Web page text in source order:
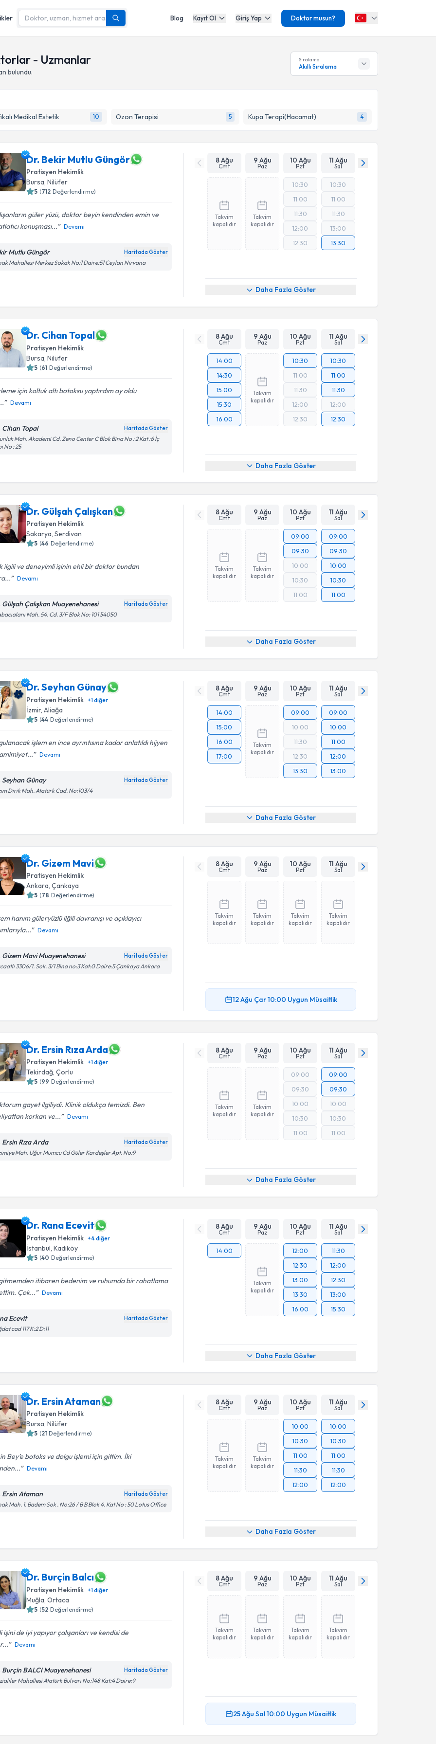
Blog Kayıt Ol Giriş Yap Doktor musun?
- Uzmanlar
bulundu.
Sıralama
Akıllı Sıralama
Medikal Estetik 10 Ozon Terapisi 5 Kupa Terapi(Hacamat) 4
Dr. Bekir Mutlu Güngör
Pratisyen Hekimlik
Bursa,Nilüfer
5 (712 Değerlendirme)
güler yüzü, doktor beyin kendinden emin ve
konuşması...
Devamı
Mutlu Güngör Haritada Göster
Mahallesi Merkez Sokak No:1 Daire:51 Ceylan Nirvana
8 Ağu
Cmt
9 Ağu
Paz
10 Ağu
Pzt
11 Ağu
Sal
Takvim
kapalıdır
Takvim
kapalıdır
10:30
11:00
11:30
12:00
12:30
10:30
11:00
11:30
13:00
13:30
Daha Fazla Göster
Dr. Cihan Topal
Pratisyen Hekimlik
Bursa ,Nilüfer
5 (61 Değerlendirme)
için koltuk altı botoksu yaptırdım ay oldu
Devamı
Cihan Topal Haritada Göster
Mah. Akademi Cd. Zeno Center C Blok Bina No : 2 Kat :6 İç
No : 25
8 Ağu
Cmt
9 Ağu
Paz
10 Ağu
Pzt
11 Ağu
Sal
14:00
14:30
15:00
15:30
16:00
Takvim
kapalıdır
10:30
11:00
11:30
12:00
12:30
10:30
11:00
11:30
12:00
12:30
Daha Fazla Göster
Dr. Gülşah Çalışkan
Pratisyen Hekimlik
Sakarya,Serdivan
5 (46 Değerlendirme)
ilgili ve deneyimli işinin ehli bir doktor bundan
Devamı
Gülşah Çalışkan Muayenehanesi Haritada Göster
Mah. 54. Cd. 3/F Blok No: 101 54050
8 Ağu
Cmt
9 Ağu
Paz
10 Ağu
Pzt
11 Ağu
Sal
Takvim
kapalıdır
Takvim
kapalıdır
09:00
09:30
10:00
10:30
11:00
09:00
09:30
10:00
10:30
11:00
Daha Fazla Göster
Dr. Seyhan Günay
Pratisyen Hekimlik +1diğer
İzmir,Aliağa
5 (44 Değerlendirme)
işlem en ince ayrıntısına kadar anlatıldı hijyen
Devamı
Seyhan Günay Haritada Göster
Dirik Mah. Atatürk Cad. No:103/4
8 Ağu
Cmt
9 Ağu
Paz
10 Ağu
Pzt
11 Ağu
Sal
14:00
15:00
16:00
17:00
Takvim
kapalıdır
09:00
10:00
11:30
12:30
13:30
09:00
10:00
11:00
12:00
13:00
Daha Fazla Göster
Dr. Gizem Mavi
Pratisyen Hekimlik
Ankara,Çankaya
5 (78 Değerlendirme)
hanım güleryüzlü ilğili davranışı ve açıklayıcı
Devamı
Gizem Mavi Muayenehanesi Haritada Göster
3306/1. Sok. 3/1 Bina no:3 Kat:0 Daire:5 Çankaya Ankara
8 Ağu
Cmt
9 Ağu
Paz
10 Ağu
Pzt
11 Ağu
Sal
Takvim
kapalıdır
Takvim
kapalıdır
Takvim
kapalıdır
Takvim
kapalıdır
12 Ağu Çar10:00 Uygun Müsaitlik
Dr. Ersin Rıza Arda
Pratisyen Hekimlik +1diğer
Tekirdağ,Çorlu
5 (99 Değerlendirme)
gayet ilgiliydi. Klinik oldukça temizdi. Ben
korkan ve...
Devamı
Ersin Rıza Arda Haritada Göster
Mah. Uğur Mumcu Cd Güler Kardeşler Apt. No:9
8 Ağu
Cmt
9 Ağu
Paz
10 Ağu
Pzt
11 Ağu
Sal
Takvim
kapalıdır
Takvim
kapalıdır
09:00
09:30
10:00
10:30
11:00
09:00
09:30
10:00
10:30
11:00
Daha Fazla Göster
Dr. Rana Ecevit
Pratisyen Hekimlik +4diğer
İstanbul ,Kadıköy
5 (40 Değerlendirme)
itibaren bedenim ve ruhumda bir rahatlama
Çok...
Devamı
Ecevit Haritada Göster
cad 117 K:2 D:11
8 Ağu
Cmt
9 Ağu
Paz
10 Ağu
Pzt
11 Ağu
Sal
14:00
Takvim
kapalıdır
12:00
12:30
13:00
13:30
16:00
11:30
12:00
12:30
13:00
15:30
Daha Fazla Göster
Dr. Ersin Ataman
Pratisyen Hekimlik
Bursa,Nilüfer
5 (21 Değerlendirme)
Bey’e botoks ve dolgu işlemi için gittim. İki
Devamı
Ersin Ataman Haritada Göster
Mah. 1. Badem Sok . No:26 / B B Blok 4. Kat No : 50 Lotus Office
8 Ağu
Cmt
9 Ağu
Paz
10 Ağu
Pzt
11 Ağu
Sal
Takvim
kapalıdır
Takvim
kapalıdır
10:00
10:30
11:00
11:30
12:00
10:00
10:30
11:00
11:30
12:00
Daha Fazla Göster
Dr. Burçin Balcı
Pratisyen Hekimlik +1diğer
Muğla ,Ortaca
5 (52 Değerlendirme)
işini de iyi yapıyor çalışanları ve kendisi de
Devamı
Burçin BALCI Muayenehanesi Haritada Göster
Mahallesi Atatürk Bulvarı No:148 Kat:4 Daire:9
8 Ağu
Cmt
9 Ağu
Paz
10 Ağu
Pzt
11 Ağu
Sal
Takvim
kapalıdır
Takvim
kapalıdır
Takvim
kapalıdır
Takvim
kapalıdır
25 Ağu Sal10:00 Uygun Müsaitlik